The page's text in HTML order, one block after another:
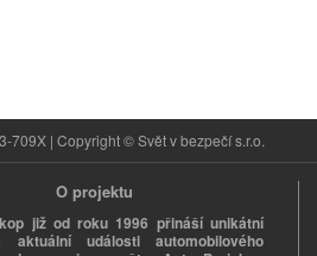
709X | Copyright © Svět v bezpečí s.r.o.
O projektu
již od roku 1996 přináší unikátní
aktuální události automobilového